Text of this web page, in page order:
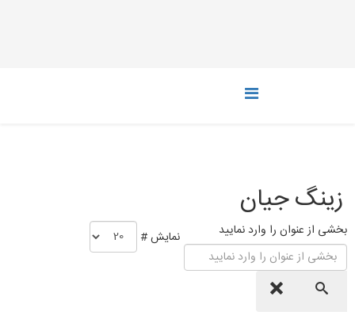
زینگ جیان
بخشی از عنوان را وارد نمایید نمایش #